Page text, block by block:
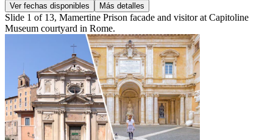
Ver fechas disponibles Más detalles
Slide 1 of 13, Mamertine Prison facade and visitor at Capitoline
Museum courtyard in Rome.